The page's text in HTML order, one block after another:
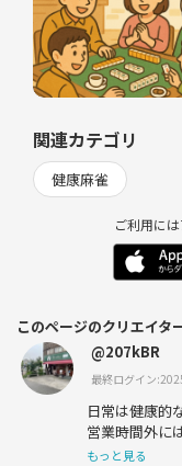
関連カテゴリ
健康麻雀
ご利用に
このページのクリエイタ
@207kBR
最終ログイン
日常は健康的
営業時間外に
す。
もっと見る